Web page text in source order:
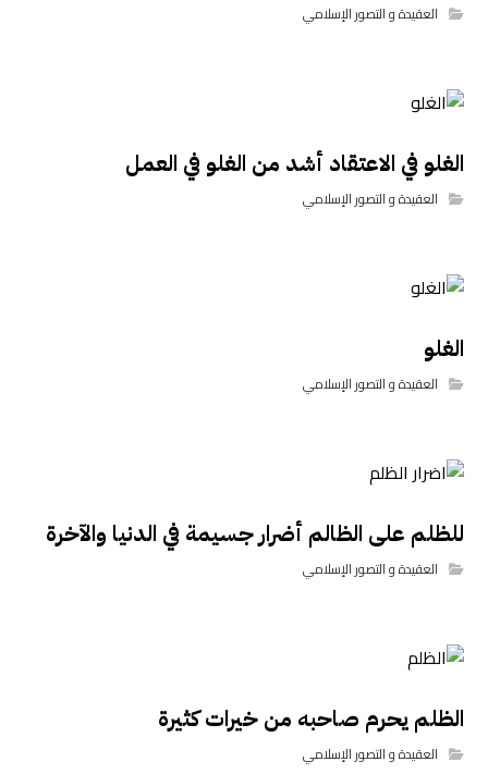
العقيدة و التصور الإسلامي
الغلو في الاعتقاد أشد من الغلو في العمل
العقيدة و التصور الإسلامي
الغلو
العقيدة و التصور الإسلامي
للظلم على الظالم أضرار جسيمة في الدنيا والآخرة
العقيدة و التصور الإسلامي
الظلم يحرم صاحبه من خيرات كثيرة
العقيدة و التصور الإسلامي